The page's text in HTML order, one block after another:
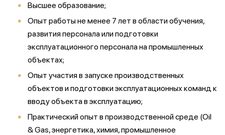
Высшее образование;
Опыт работы не менее 7 лет в области обучения,
развития персонала или подготовки
эксплуатационного персонала на промышленных
объектах;
Опыт участия в запуске производственных
объектов и подготовки эксплуатационных команд к
вводу объекта в эксплуатацию;
Практический опыт в производственной среде (Oil
& Gas, энергетика, химия, промышленное